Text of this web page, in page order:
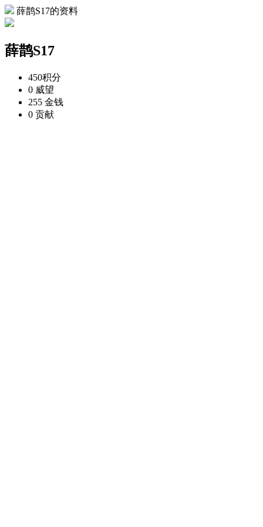
薛鹊S17的资料
薛鹊S17
450积分
0 威望
255 金钱
0 贡献